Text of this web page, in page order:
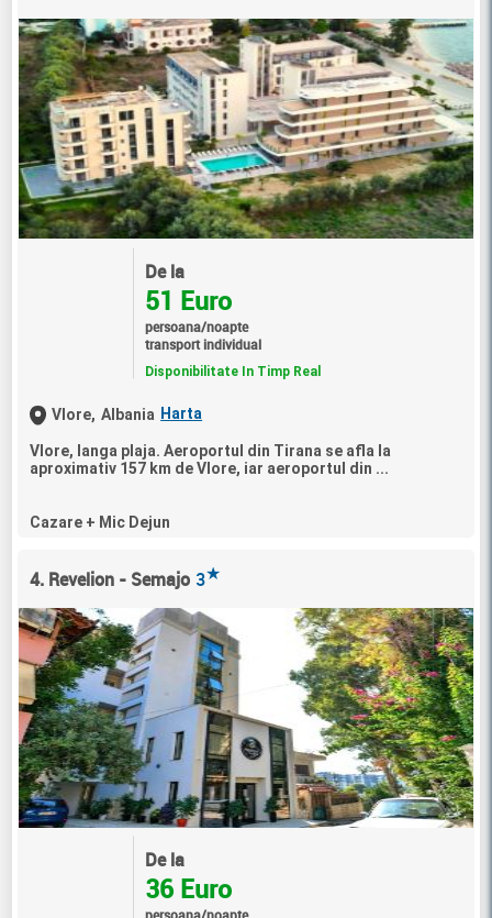
De la
51 Euro
persoana/noapte
transport individual
Disponibilitate In Timp Real
Vlore, Albania Harta
Vlore, langa plaja. Aeroportul din Tirana se afla la
aproximativ 157 km de Vlore, iar aeroportul din ...
Cazare + Mic Dejun
4. Revelion - Semajo 3★
De la
36 Euro
persoana/noapte